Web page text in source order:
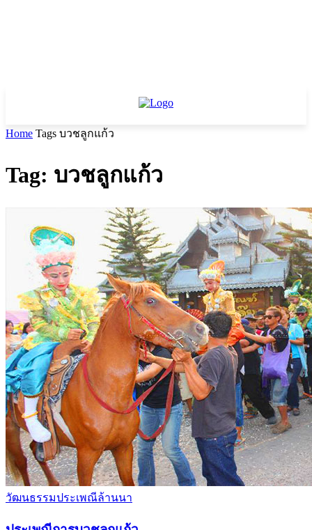
Home Tags บวชลูกแก้ว
Tag: บวชลูกแก้ว
วัฒนธรรมประเพณีล้านนา